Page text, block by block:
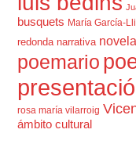
busquets María García-
redonda narrativa novela
poemario
rosa maría vilarroig
ámbito cultural